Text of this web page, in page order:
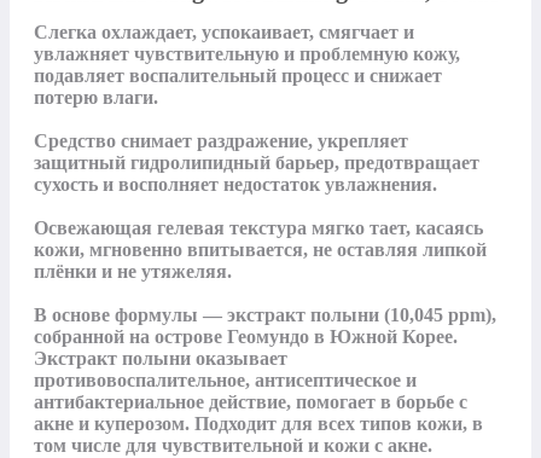
Слегка охлаждает, успокаивает, смягчает и
увлажняет чувствительную и проблемную кожу,
подавляет воспалительный процесс и снижает
потерю влаги.
Средство снимает раздражение, укрепляет
защитный гидролипидный барьер, предотвращает
сухость и восполняет недостаток увлажнения.
Освежающая гелевая текстура мягко тает, касаясь
кожи, мгновенно впитывается, не оставляя липкой
плёнки и не утяжеляя.
В основе формулы — экстракт полыни (10,045 ppm),
собранной на острове Геомундо в Южной Корее.
Экстракт полыни оказывает
противовоспалительное, антисептическое и
антибактериальное действие, помогает в борьбе с
акне и куперозом. Подходит для всех типов кожи, в
том числе для чувствительной и кожи с акне.